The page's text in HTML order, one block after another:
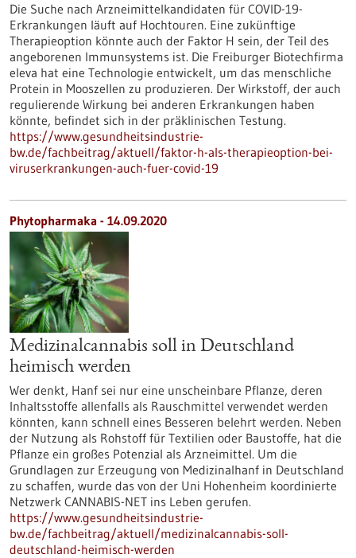
Die Suche nach Arzneimittelkandidaten für COVID-19-
Erkrankungen läuft auf Hochtouren. Eine zukünftige
Therapieoption könnte auch der Faktor H sein, der Teil des
angeborenen Immunsystems ist. Die Freiburger Biotechfirma
eleva hat eine Technologie entwickelt, um das menschliche
Protein in Mooszellen zu produzieren. Der Wirkstoff, der auch
regulierende Wirkung bei anderen Erkrankungen haben
könnte, befindet sich in der präklinischen Testung.
https://www.gesundheitsindustrie-
bw.de/fachbeitrag/aktuell/faktor-h-als-therapieoption-bei-
viruserkrankungen-auch-fuer-covid-19
Phytopharmaka - 14.09.2020
Medizinalcannabis soll in Deutschland
heimisch werden
Wer denkt, Hanf sei nur eine unscheinbare Pflanze, deren
Inhaltsstoffe allenfalls als Rauschmittel verwendet werden
könnten, kann schnell eines Besseren belehrt werden. Neben
der Nutzung als Rohstoff für Textilien oder Baustoffe, hat die
Pflanze ein großes Potenzial als Arzneimittel. Um die
Grundlagen zur Erzeugung von Medizinalhanf in Deutschland
zu schaffen, wurde das von der Uni Hohenheim koordinierte
Netzwerk CANNABIS-NET ins Leben gerufen.
https://www.gesundheitsindustrie-
bw.de/fachbeitrag/aktuell/medizinalcannabis-soll-
deutschland-heimisch-werden